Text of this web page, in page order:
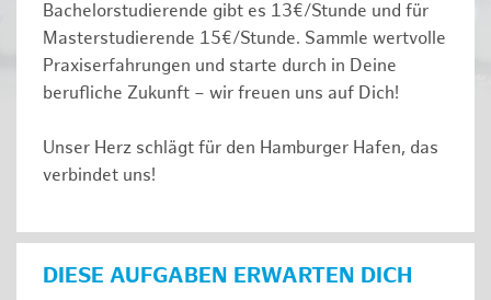
Bachelorstudierende gibt es 13€/Stunde und für
Masterstudierende 15€/Stunde. Sammle wertvolle
Praxiserfahrungen und starte durch in Deine
berufliche Zukunft – wir freuen uns auf Dich!
Unser Herz schlägt für den Hamburger Hafen, das
verbindet uns!
DIESE AUFGABEN ERWARTEN DICH